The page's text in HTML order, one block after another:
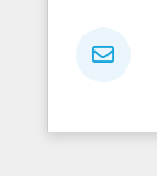
ら
の？